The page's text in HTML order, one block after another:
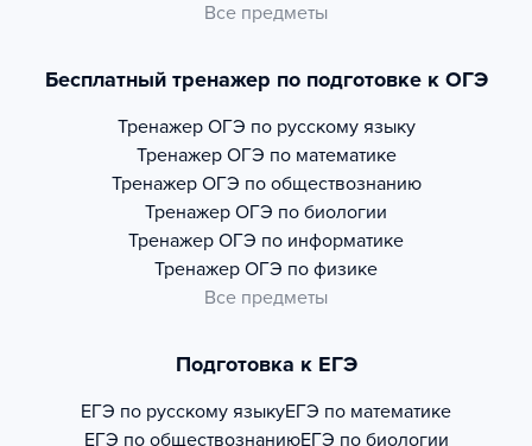
Все предметы
Бесплатный тренажер по подготовке к ОГЭ
Тренажер ОГЭ по русскому языку
Тренажер ОГЭ по математике
Тренажер ОГЭ по обществознанию
Тренажер ОГЭ по биологии
Тренажер ОГЭ по информатике
Тренажер ОГЭ по физике
Все предметы
Подготовка к ЕГЭ
ЕГЭ по русскому языкуЕГЭ по математике
ЕГЭ по обществознаниюЕГЭ по биологии